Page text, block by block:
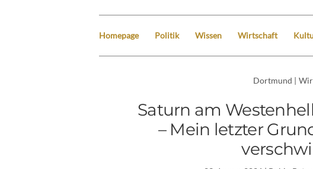
Homepage Politik Wissen Wirtschaft
Dortmund |
Saturn am
– Mein letzter